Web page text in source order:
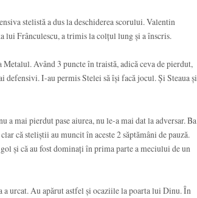
stelistă a dus la deschiderea scorului. Valentin
lui Frânculescu, a trimis la colțul lung și a înscris.
Având 3 puncte în traistă, adică ceva de pierdut,
I-au permis Stelei să își facă jocul. Și Steaua și
a mai pierdut pase aiurea, nu le-a mai dat la adversar. Ba
că steliștii au muncit în aceste 2 săptămâni de pauză.
și că au fost dominați în prima parte a meciului de un
urcat. Au apărut astfel și ocaziile la poarta lui Dinu. În